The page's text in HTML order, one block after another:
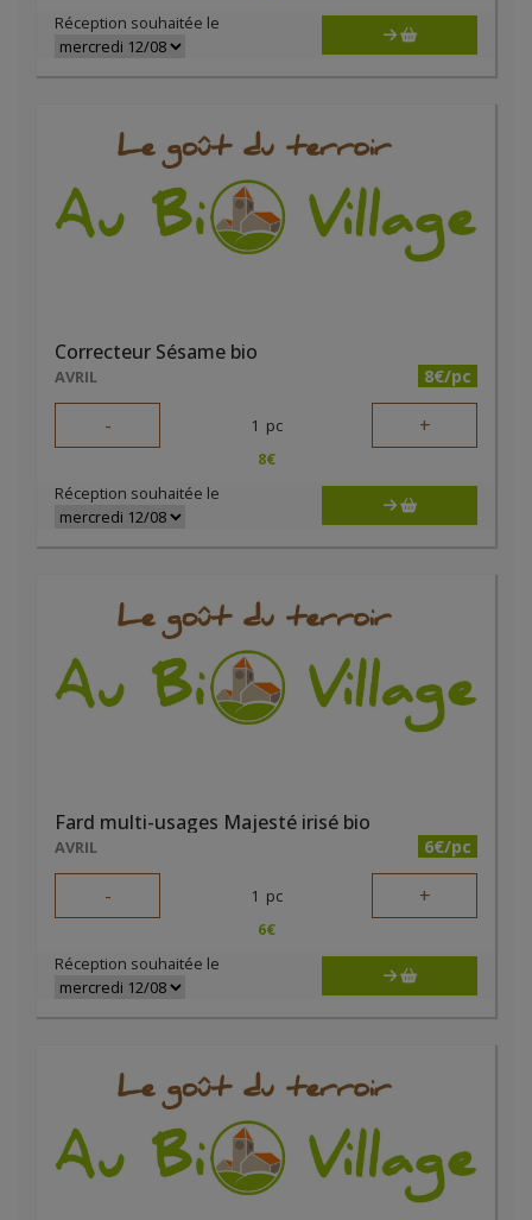
Réception souhaitée le
Correcteur Sésame bio
AVRIL 8€/pc
- 1 pc +
8€
Réception souhaitée le
Fard multi-usages Majesté irisé bio
AVRIL 6€/pc
- 1 pc +
6€
Réception souhaitée le